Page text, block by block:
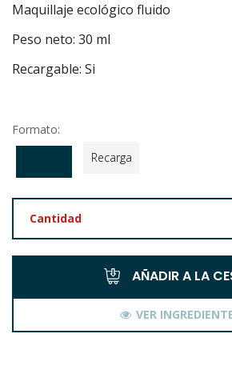
Maquillaje ecológico fluido
Peso neto: 30 ml
Recargable: Si
Formato:
Recarga
Cantidad
AÑADIR A LA
VER